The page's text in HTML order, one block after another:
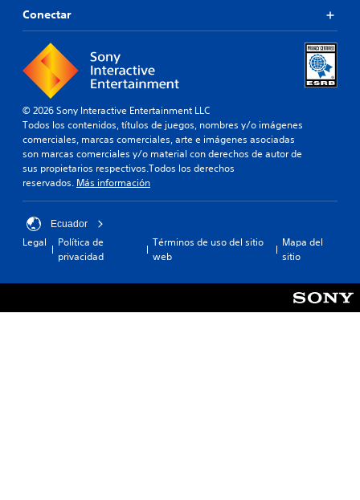
Conectar
© 2026 Sony Interactive Entertainment LLC
Todos los contenidos, títulos de juegos, nombres y/o imágenes
comerciales, marcas comerciales, arte e imágenes asociadas
son marcas comerciales y/o material con derechos de autor de
sus propietarios respectivos.Todos los derechos
reservados. Más información
Ecuador
Legal
Política de
privacidad
Términos de uso del sitio
web
Mapa del
sitio